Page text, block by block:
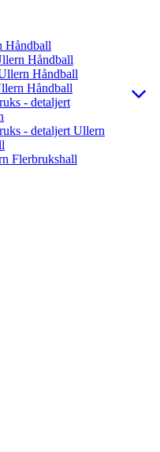
Håndball
Håndball
Håndball
Håndball
- detaljert
- detaljert Ullern
Flerbrukshall